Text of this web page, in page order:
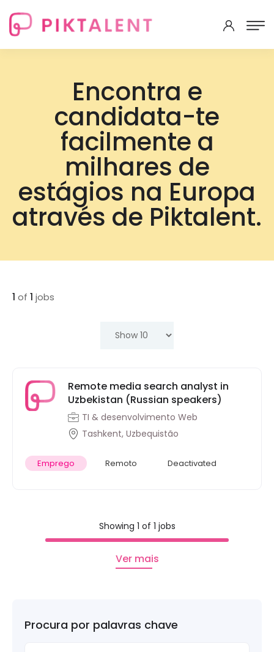
Encontra e
candidata-te
facilmente a
milhares de
estágios na Europa
através de Piktalent.
Procura por palavras chave
1 of 1 jobs
Remote media search analyst in
Uzbekistan (Russian speakers)
TI & desenvolvimento Web
Tashkent, Uzbequistão
Emprego Remoto Deactivated
Showing 1 of 1 jobs
Ver mais